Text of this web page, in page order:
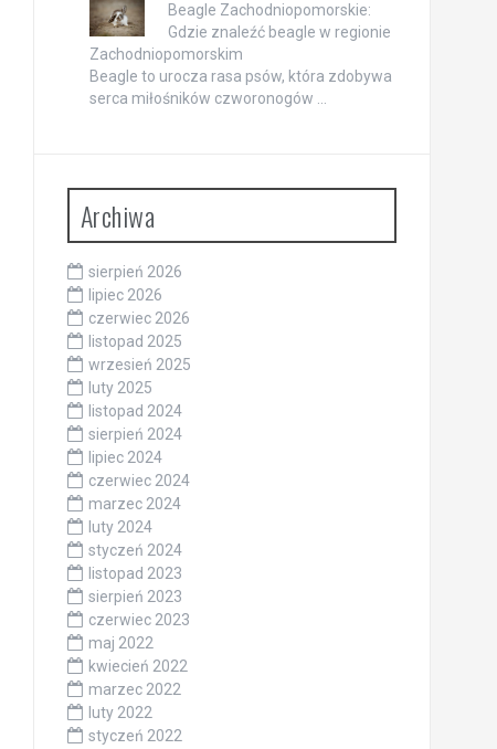
Beagle Zachodniopomorskie:
Gdzie znaleźć beagle w regionie
Zachodniopomorskim
Beagle to urocza rasa psów, która zdobywa
serca miłośników czworonogów …
Archiwa
sierpień 2026
lipiec 2026
czerwiec 2026
listopad 2025
wrzesień 2025
luty 2025
listopad 2024
sierpień 2024
lipiec 2024
czerwiec 2024
marzec 2024
luty 2024
styczeń 2024
listopad 2023
sierpień 2023
czerwiec 2023
maj 2022
kwiecień 2022
marzec 2022
luty 2022
styczeń 2022